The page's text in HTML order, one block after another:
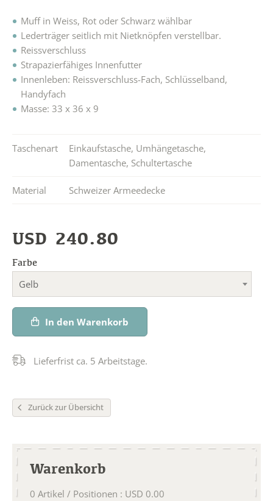
Muff in Weiss, Rot oder Schwarz wählbar
Lederträger seitlich mit Nietknöpfen verstellbar.
Reissverschluss
Strapazierfähiges Innenfutter
Innenleben: Reissverschluss-Fach, Schlüsselband,
Handyfach
Masse: 33 x 36 x 9
Taschenart Einkaufstasche, Umhängetasche,
Damentasche, Schultertasche
Material Schweizer Armeedecke
USD 240.80
Farbe
Gelb
In den Warenkorb
Lieferfrist ca. 5 Arbeitstage.
Zurück zur Übersicht
Warenkorb
0 Artikel / Positionen : USD 0.00